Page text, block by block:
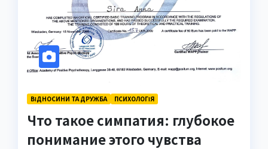
ВІДНОСИНИ ТА ДРУЖБА ПСИХОЛОГІЯ
Что такое симпатия: глубокое
понимание этого чувства